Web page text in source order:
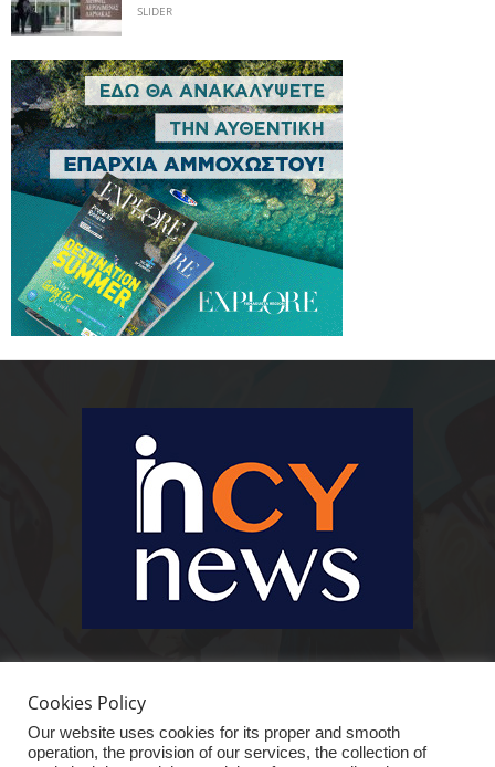
SLIDER
είστε πραγματικά in cynews στην επικαιρότητα.
Cookies Policy
Our website uses cookies for its proper and smooth
operation, the provision of our services, the collection of